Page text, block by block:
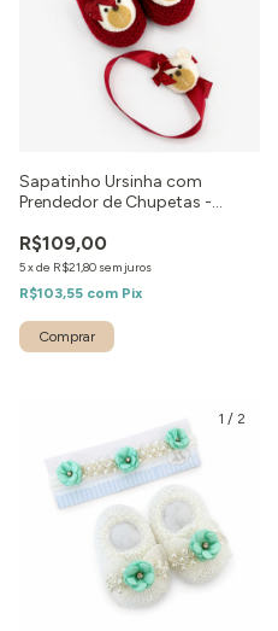
Sapatinho Ursinha com
Prendedor de Chupetas -
R$109,00
5xde R$21,80 sem juros
R$103,55 com Pix
1 / 2